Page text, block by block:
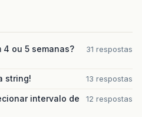
4 ou 5 semanas?
31 respostas
string! 13 respostas
intervalo de
12 respostas